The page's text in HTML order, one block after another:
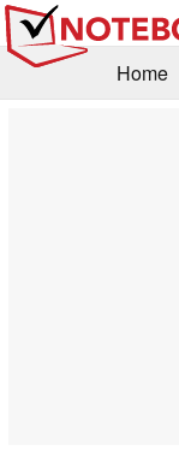
Home